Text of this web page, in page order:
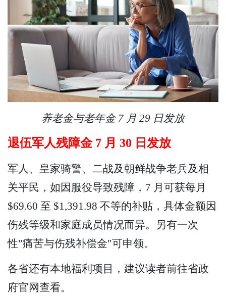
养老金与老年金 7 月 29 日发放
退伍军人残障金 7 月 30 日发放
军人、皇家骑警、二战及朝鲜战争老兵及相
关平民，如因服役导致残障，7 月可获每月
$69.60 至 $1,391.98 不等的补贴，具体金额因
伤残等级和家庭成员情况而异。另有一次
性"痛苦与伤残补偿金"可申领。
各省还有本地福利项目，建议读者前往省政
府官网查看。